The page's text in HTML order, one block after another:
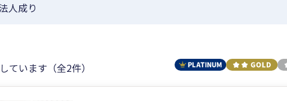
人成り
ています（全2件）